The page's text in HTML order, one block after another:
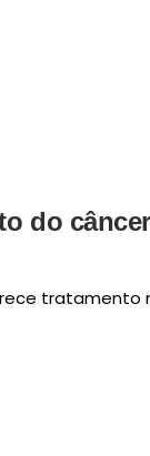
do câncer